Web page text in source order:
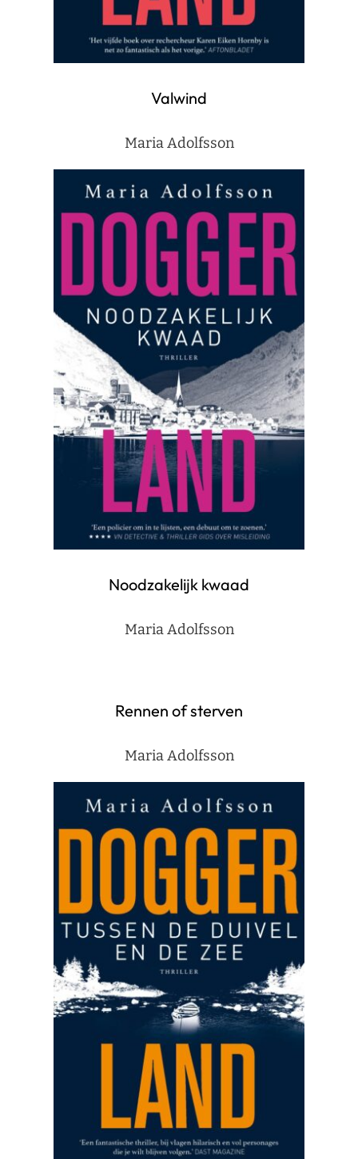
Valwind
Maria Adolfsson
Noodzakelijk kwaad
Maria Adolfsson
Rennen of sterven
Maria Adolfsson